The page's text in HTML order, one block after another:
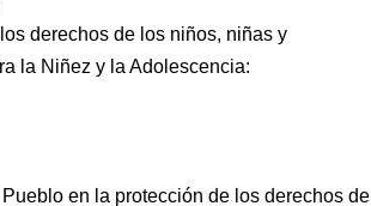
derechos de los niños, niñas y
la Niñez y la Adolescencia:
en la protección de los derechos de